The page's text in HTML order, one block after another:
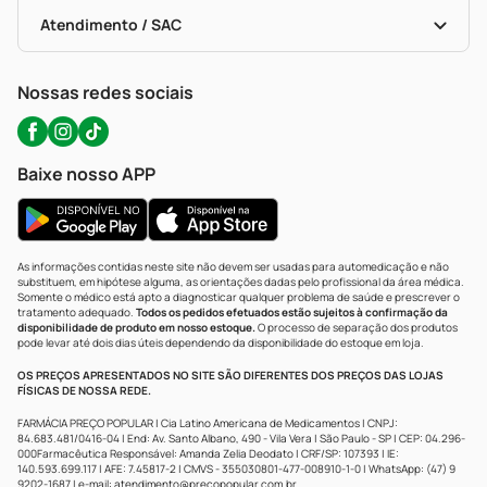
Políticas De Marketplace
Autoteste Covid-19
Portal Da Privacidade
Atendimento / SAC
Nossas redes sociais
Baixe nosso APP
As informações contidas neste site não devem ser usadas para automedicação e não
substituem, em hipótese alguma, as orientações dadas pelo profissional da área médica.
Somente o médico está apto a diagnosticar qualquer problema de saúde e prescrever o
tratamento adequado. Todos os pedidos efetuados estão sujeitos à confirmação da
disponibilidade de produto em nosso estoque.O processo de separação dos produtos
pode levar até dois dias úteis dependendo da disponibilidade do estoque em loja.
OS PREÇOS APRESENTADOS NO SITE SÃO DIFERENTES DOS PREÇOS DAS LOJAS
FÍSICAS DE NOSSA REDE.
FARMÁCIA PREÇO POPULAR | Cia Latino Americana de Medicamentos | CNPJ:
84.683.481/0416-04 | End: Av. Santo Albano, 490 - Vila Vera | São Paulo - SP | CEP: 04.296-
000Farmacêutica Responsável: Amanda Zelia Deodato | CRF/SP: 107393 | IE:
140.593.699.117 | AFE: 7.45817-2 | CMVS - 355030801-477-008910-1-0 | WhatsApp: (47) 9
9202-1687 | e-mail: atendimento@precopopular.com.br.